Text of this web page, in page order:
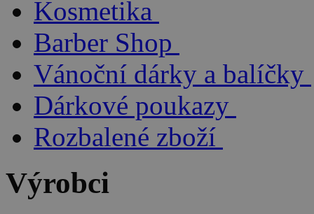
Kosmetika
Barber Shop
Vánoční dárky a balíčky
Dárkové poukazy
Rozbalené zboží
Výrobci